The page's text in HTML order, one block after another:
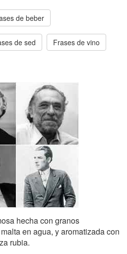
de beber
de sed Frases de vino
hecha con granos
en agua, y aromatizada con
rubia.